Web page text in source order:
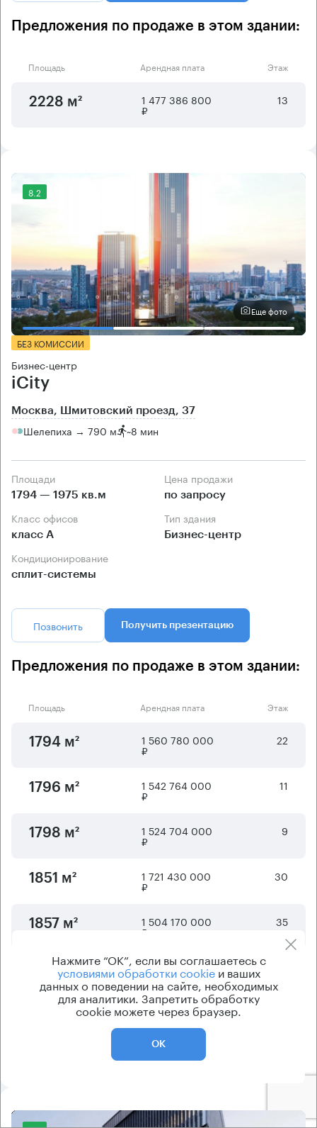
Предложения по продаже в этом здании:
Площадь Арендная плата Этаж
2228 м² 1 477 386 800
₽
13
8.2
Еще фото
БЕЗ КОМИССИИ
Бизнес-центр
iCity
Москва, Шмитовский проезд, 37
Шелепиха → 790 м ~8 мин
Площади
1794 — 1975 кв.м
Цена продажи
по запросу
Класс офисов
класс А
Тип здания
Бизнес-центр
Кондиционирование
сплит-системы
Позвонить Получить презентацию
Предложения по продаже в этом здании:
Площадь Арендная плата Этаж
1794 м² 1 560 780 000
₽
22
1796 м² 1 542 764 000
₽
11
1798 м² 1 524 704 000
₽
9
1851 м² 1 721 430 000
₽
30
1857 м² 1 504 170 000
₽
35
1975 м² 1 718 250 000 ₽
Отображается6из7предложений
Показать ещё
Нажмите “ОК”, если вы соглашаетесь с
условиями обработки cookieи ваших
данных о поведении на сайте, необходимых
для аналитики. Запретить обработку
cookie можете через браузер.
ОК